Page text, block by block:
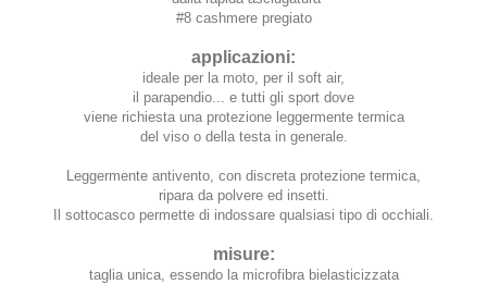
#8 cashmere pregiato
applicazioni:
ideale per la moto, per il soft air,
il parapendio... e tutti gli sport dove
viene richiesta una protezione leggermente termica
del viso o della testa in generale.
Leggermente antivento, con discreta protezione termica,
ripara da polvere ed insetti.
Il sottocasco permette di indossare qualsiasi tipo di occhiali.
misure:
taglia unica, essendo la microfibra bielasticizzata